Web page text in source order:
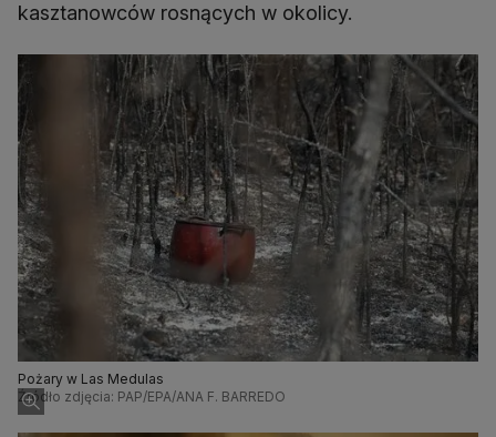
kasztanowców rosnących w okolicy.
Pożary w Las Medulas
Źródło zdjęcia: PAP/EPA/ANA F. BARREDO